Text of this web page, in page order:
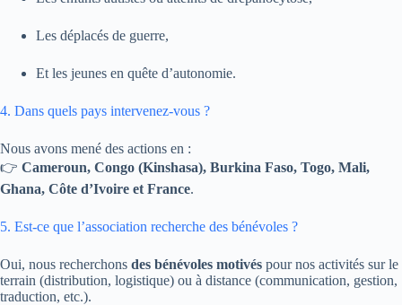
Les déplacés de guerre,
Et les jeunes en quête d’autonomie.
4. Dans quels pays intervenez-vous ?
Nous avons mené des actions en :
👉 Cameroun, Congo (Kinshasa), Burkina Faso, Togo, Mali,
Ghana, Côte d’Ivoire et France.
5. Est-ce que l’association recherche des bénévoles ?
Oui, nous recherchons des bénévoles motivés pour nos activités sur le
terrain (distribution, logistique) ou à distance (communication, gestion,
traduction, etc.).